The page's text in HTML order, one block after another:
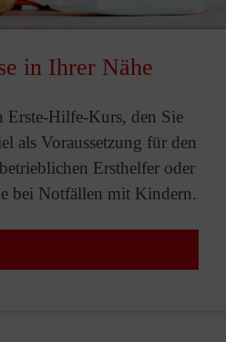
in Ihrer Nähe
Erste-Hilfe-Kurs, den Sie
als Voraussetzung für den
Ersthelfer oder
bei Notfällen mit Kindern.